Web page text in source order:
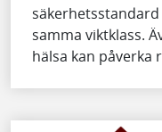
samma viktklass.
hälsa kan påverka